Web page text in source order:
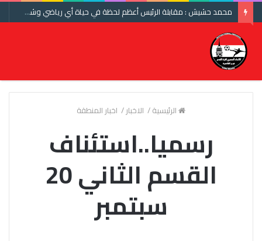
محمد حشيش : مقابلة الرئيس أعظم لحظة في حياة أي رياضي وشكرا اتحاد الكرة ومنتخب مصر
الرئيسية/ الاخبار/ اخبار المنطقة
رسميا..استئناف
القسم الثاني 20
سبتمبر